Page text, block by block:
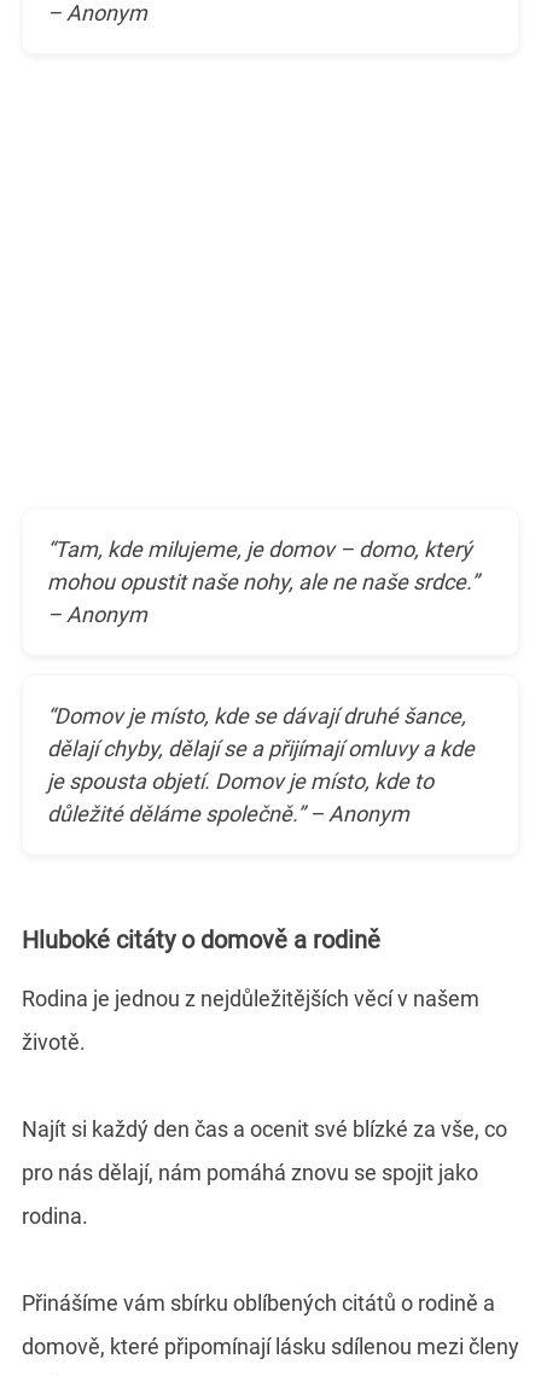
– Anonym
“Tam, kde milujeme, je domov – domo, který
mohou opustit naše nohy, ale ne naše srdce.”
– Anonym
“Domov je místo, kde se dávají druhé šance,
dělají chyby, dělají se a přijímají omluvy a kde
je spousta objetí. Domov je místo, kde to
důležité děláme společně.” – Anonym
Hluboké citáty o domově a rodině
Rodina je jednou z nejdůležitějších věcí v našem
životě.
Najít si každý den čas a ocenit své blízké za vše, co
pro nás dělají, nám pomáhá znovu se spojit jako
rodina.
Přinášíme vám sbírku oblíbených citátů o rodině a
domově, které připomínají lásku sdílenou mezi členy